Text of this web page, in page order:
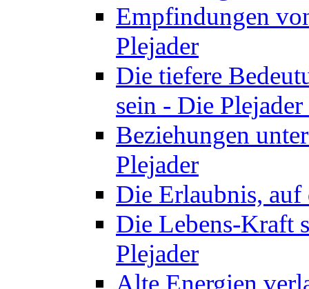
Empfindungen
Plejader
Die tiefere
sein - Die
Beziehungen
Plejader
Die Erlaubnis,
Die Lebens-Kraft
Plejader
Alte Energien